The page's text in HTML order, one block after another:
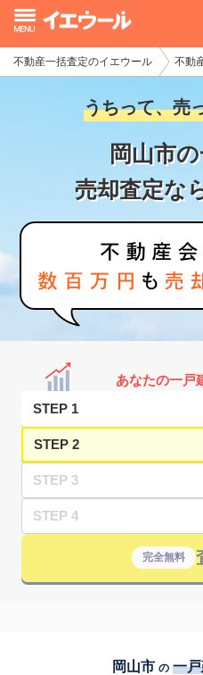
不動産一括査定のイエウール 不動
うちって、売
岡山市
売却査定な
あなたの一戸
STEP 1
STEP 2
STEP 3
STEP 4
完全無料
岡山市 の 一
イエウール加盟希望の不動産
初めての方へ
不動産売却の流れ
不動産の売却・一括査定
家査定シミュレーター
お問い合わせ